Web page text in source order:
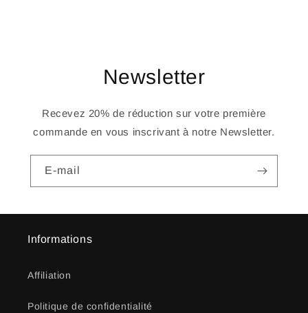
Newsletter
Recevez 20% de réduction sur votre première
commande en vous inscrivant à notre Newsletter.
E-mail
Informations
Affiliation
Politique de confidentialité